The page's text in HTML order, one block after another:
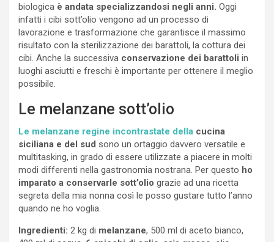
biologica è andata specializzandosi negli anni. Oggi
infatti i cibi sott’olio vengono ad un processo di
lavorazione e trasformazione che garantisce il massimo
risultato con la sterilizzazione dei barattoli, la cottura dei
cibi. Anche la successiva conservazione dei barattoli in
luoghi asciutti e freschi è importante per ottenere il meglio
possibile.
Le melanzane sott’olio
Le melanzane regine incontrastate della cucina
siciliana e del sud sono un ortaggio davvero versatile e
multitasking, in grado di essere utilizzate a piacere in molti
modi differenti nella gastronomia nostrana. Per questo ho
imparato a conservarle sott’olio grazie ad una ricetta
segreta della mia nonna così le posso gustare tutto l’anno
quando ne ho voglia.
Ingredienti: 2 kg di melanzane, 500 ml di aceto bianco,